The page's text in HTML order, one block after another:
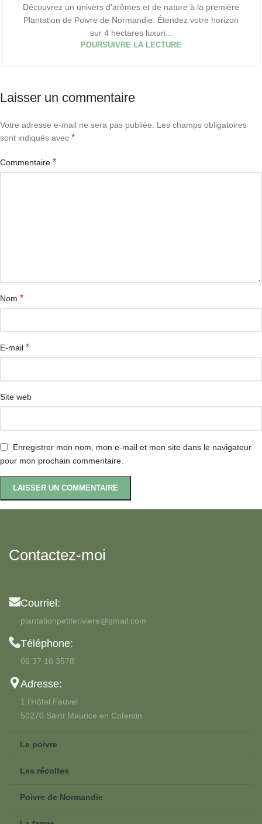
Découvrez un univers d'arômes et de nature à la première
Plantation de Poivre de Normandie. Étendez votre horizon
sur 4 hectares luxuri...
POURSUIVRE LA LECTURE
Laisser un commentaire
Votre adresse e-mail ne sera pas publiée. Les champs obligatoires
sont indiqués avec *
Commentaire *
Nom *
E-mail *
Site web
Enregistrer mon nom, mon e-mail et mon site dans le navigateur
pour mon prochain commentaire.
Contactez-moi
Courriel:
plantationpetiteriviere@gmail.com
Téléphone:
06 37 16 3578
Adresse:
1 l’Hôtel Fauvel
50270 Saint Maurice en Cotentin
Le poivre
Les récoltes
Poivre de Normandie